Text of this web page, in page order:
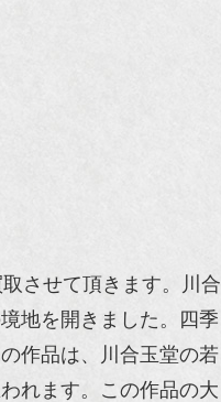
させて頂きます。川合
地を開きました。四季
作品は、川合玉堂の若
れます。この作品の大